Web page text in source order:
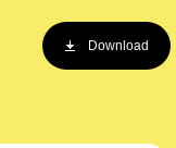
Download